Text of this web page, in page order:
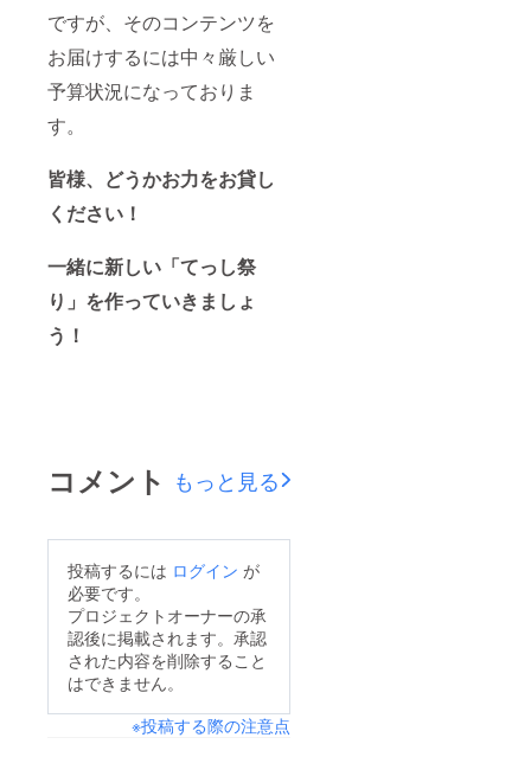
ですが、そのコンテンツを
お届けするには中々厳しい
予算状況になっておりま
す。
皆様、どうかお力をお貸し
ください！
一緒に新しい「てっし祭
り」を作っていきましょ
う！
コメント もっと見る
投稿するには ログイン が
必要です。
プロジェクトオーナーの承
認後に掲載されます。承認
された内容を削除すること
はできません。
※投稿する際の注意点